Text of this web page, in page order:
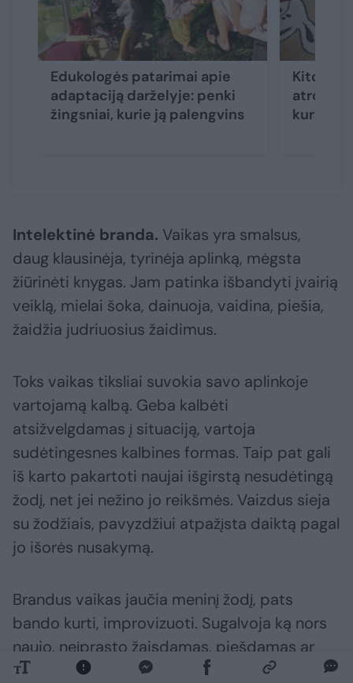
Edukologės patarimai apie
adaptaciją darželyje: penki
žingsniai, kurie ją palengvins
Kitokia
atrodys
kurie
Intelektinė branda. Vaikas yra smalsus,
daug klausinėja, tyrinėja aplinką, mėgsta
žiūrinėti knygas. Jam patinka išbandyti įvairią
veiklą, mielai šoka, dainuoja, vaidina, piešia,
žaidžia judriuosius žaidimus.
Toks vaikas tiksliai suvokia savo aplinkoje
vartojamą kalbą. Geba kalbėti
atsižvelgdamas į situaciją, vartoja
sudėtingesnes kalbines formas. Taip pat gali
iš karto pakartoti naujai išgirstą nesudėtingą
žodį, net jei nežino jo reikšmės. Vaizdus sieja
su žodžiais, pavyzdžiui atpažįsta daiktą pagal
jo išorės nusakymą.
Brandus vaikas jaučia meninį žodį, pats
bando kurti, improvizuoti. Sugalvoja ką nors
naujo, neįprasto žaisdamas, piešdamas ar
užsiimdamas kita veikla. Jis nori ir bando